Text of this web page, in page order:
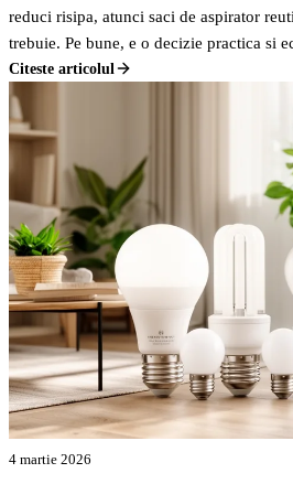
reduci risipa, atunci saci de aspirator
trebuie. Pe bune, e o decizie practica si
economisesti bani pe termen lung si sa
curat. Nu mai arunci saci plini de praf la
speli, si gata, sunt ca noi.
Citeste articolul
4 martie 2026